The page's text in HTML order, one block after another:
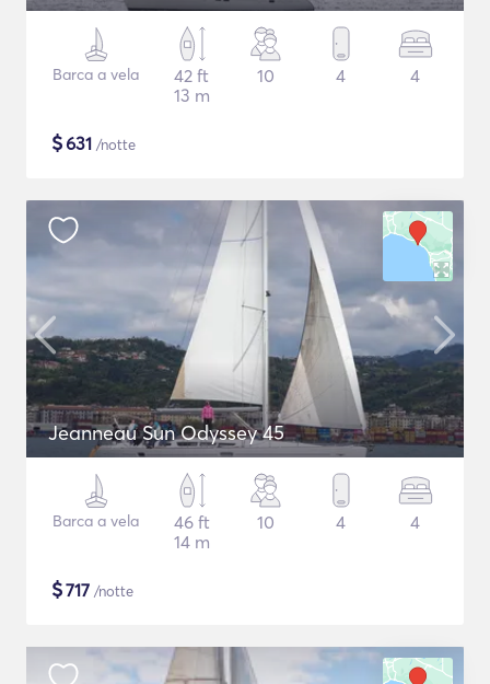
Barca a vela
42 ft
13 m
10 4 4
$631 /notte
Jeanneau Sun Odyssey 45
Barca a vela
46 ft
14 m
10 4 4
$717 /notte